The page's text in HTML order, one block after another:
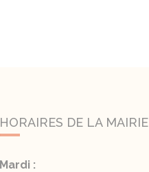
HORAIRES DE LA MAIRIE
Mardi :